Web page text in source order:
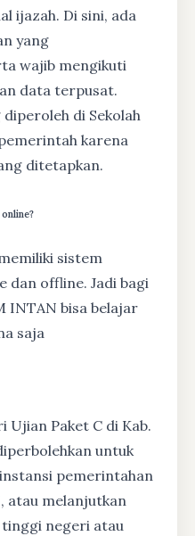
ijazah. Di sini, ada
yang
wajib mengikuti
data terpusat.
di Sekolah
karena
ditetapkan.
sistem
dan offline. Jadi bagi
INTAN bisa belajar
saja
Ujian Paket C di Kab.
untuk
pemerintahan
atau melanjutkan
negeri atau